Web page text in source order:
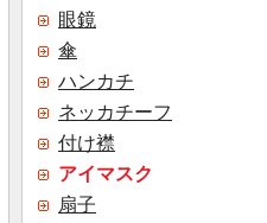
眼鏡
傘
ハンカチ
ネッカチーフ
付け襟
アイマスク
扇子